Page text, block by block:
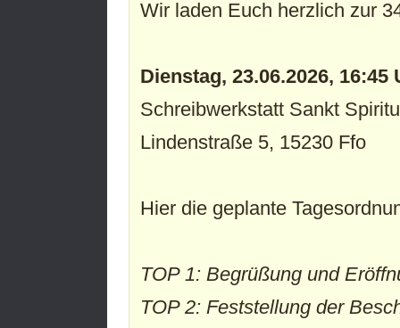
Wir laden Euch herzlich zur
Dienstag, 23.06.2026, 16:45
Schreibwerkstatt Sankt
Lindenstraße 5, 15230 Ffo
Hier die geplante
TOP 1: Begrüßung und
TOP 2: Feststellung der